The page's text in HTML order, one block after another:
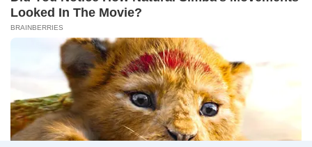
2569
อ่านรายละเอียด
ปกครอง
เปิด
รับ
สมัคร
สอบ
แข่งขัน
เพื่อ
บรรจุ
Page
navigation
1 2 3
Next
Page